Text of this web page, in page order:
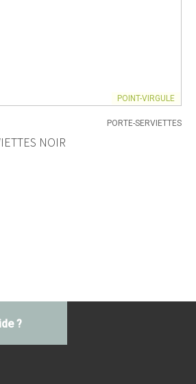
POINT-VIRGULE
PORTE-SERVIETTES
NOIR
?